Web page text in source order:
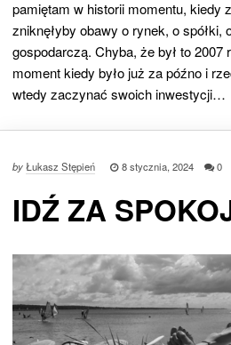
pamiętam w historii momentu, kiedy
zniknęłyby obawy o rynek, o spółki,
gospodarczą. Chyba, że był to
moment kiedy było już za późno i
wtedy zaczynać swoich inwestycji…
byŁukasz Stępień 8 stycznia, 2024 0
IDŹ ZA